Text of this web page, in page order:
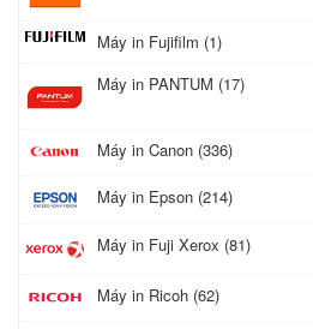
Máy in Fujifilm (1)
Máy in PANTUM (17)
Máy in Canon (336)
Máy in Epson (214)
Máy in Fuji Xerox (81)
Máy in Ricoh (62)